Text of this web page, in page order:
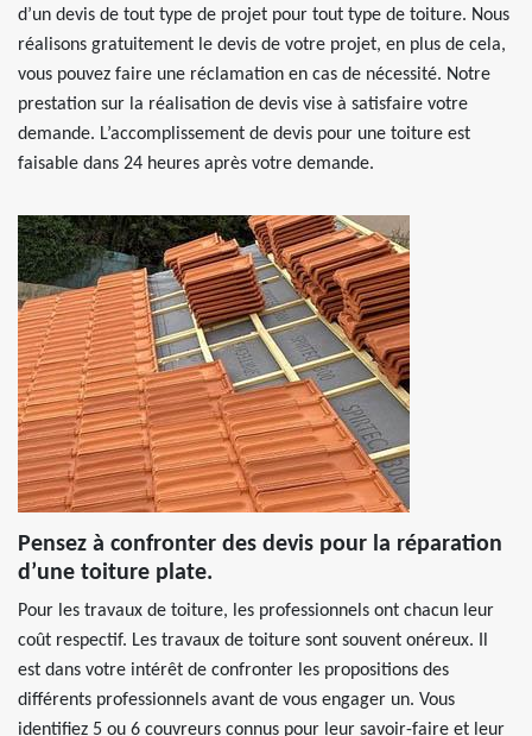
d’un devis de tout type de projet pour tout type de toiture. Nous
réalisons gratuitement le devis de votre projet, en plus de cela,
vous pouvez faire une réclamation en cas de nécessité. Notre
prestation sur la réalisation de devis vise à satisfaire votre
demande. L’accomplissement de devis pour une toiture est
faisable dans 24 heures après votre demande.
Pensez à confronter des devis pour la réparation
d’une toiture plate.
Pour les travaux de toiture, les professionnels ont chacun leur
coût respectif. Les travaux de toiture sont souvent onéreux. Il
est dans votre intérêt de confronter les propositions des
différents professionnels avant de vous engager un. Vous
identifiez 5 ou 6 couvreurs connus pour leur savoir-faire et leur